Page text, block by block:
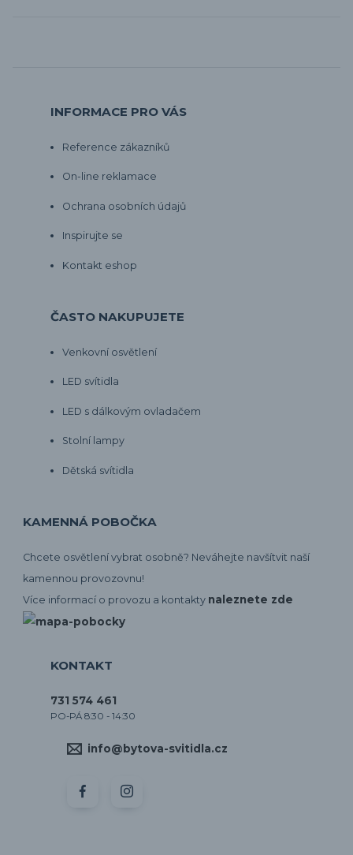
INFORMACE PRO VÁS
Reference zákazníků
On-line reklamace
Ochrana osobních údajů
Inspirujte se
Kontakt eshop
ČASTO NAKUPUJETE
Venkovní osvětlení
LED svítidla
LED s dálkovým ovladačem
Stolní lampy
Dětská svítidla
KAMENNÁ POBOČKA
Chcete osvětlení vybrat osobně? Neváhejte navšítvit naší
kamennou provozovnu!
Více informací o provozu a kontakty naleznete zde
KONTAKT
731 574 461
PO-PÁ 8:30 - 14:30
info@bytova-svitidla.cz